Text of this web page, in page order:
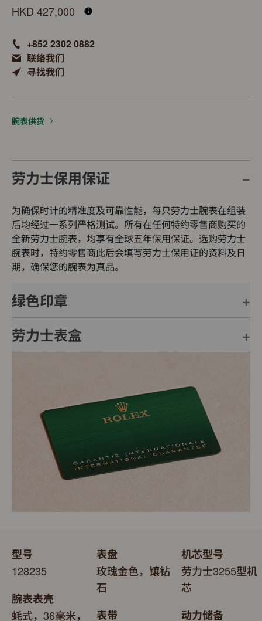
HKD 427,000
+852 2302 0882
联络我们
寻找我们
腕表供货
劳力士保用保证
为确保时计的精准度及可靠性能，每只劳力士腕表在组装
后均经过一系列严格测试。所有在任何特约零售商购买的
全新劳力士腕表，均享有全球五年保用保证。选购劳力士
腕表时，特约零售商此后会填写劳力士保用证的资料及日
期，确保您的腕表为真品。
绿色印章
每只劳力士腕表均附有全球五年保用保证，并附上绿色印
劳力士表盒
送礼之用亦非常合适，接收礼物者会感到愉悦非常。
型号
128235
腕表表壳
蚝式，36毫米，
表盘
玫瑰金色，镶钻
石
表带
机芯型号
劳力士3255型机
芯
动力储备